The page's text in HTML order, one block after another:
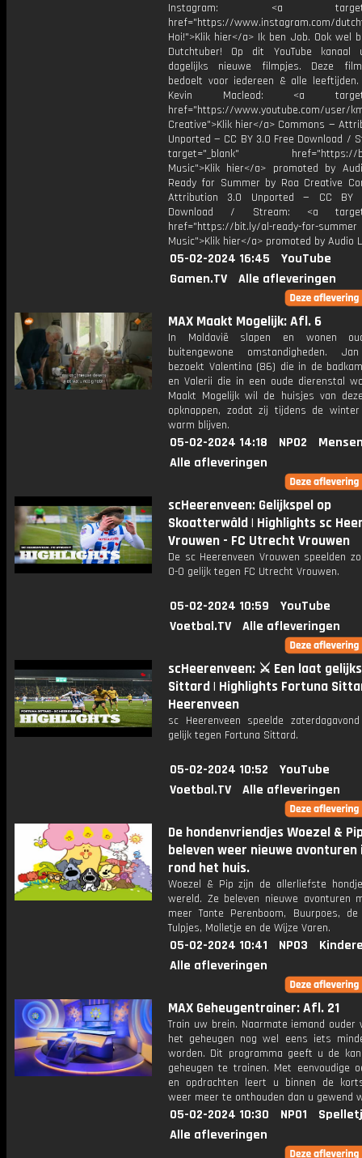
Instagram: <a
href="https://www.instagram.com/
Hoi!">Klik hier</a> Ik ben Job. Ook wel
Dutchtuber! Op dit YouTube kanaal
dagelijks nieuwe filmpjes. Deze
bedoelt voor iedereen & alle
Kevin Macleod: <a
href="https://www.youtube.com/user/
Creative">Klik hier</a> Commons —
Unported — CC BY 3.0 Free Download /
target="_blank" href="https://
Music">Klik hier</a> promoted by
Ready for Summer by Roa Creative
Attribution 3.0 Unported — CC BY
Download / Stream: <a
href="https://bit.ly/al-ready-for-summer
Music">Klik hier</a> promoted by Audio
05-02-2024 16:45
YouTube
Gamen.TV
Alle afleveringen
MAX Maakt Mogelijk: Afl. 6
In Moldavië slapen en wonen
buitengewone omstandigheden.
bezoekt Valentina (86) die in de
en Valerii die in een oude dierenstal
Maakt Mogelijk wil de huisjes van
opknappen, zodat zij tijdens de
warm blijven.
05-02-2024 14:18 NPO2
Alle afleveringen
scHeerenveen: Gelijkspel op
Skoatterwâld | Highlights sc
Vrouwen - FC Utrecht Vrouwen
De sc Heerenveen Vrouwen speelden
0-0 gelijk tegen FC Utrecht Vrouwen.
05-02-2024 10:59
YouTube
Voetbal.TV
Alle afleveringen
scHeerenveen: ⚔️ Een laat
Sittard | Highlights Fortuna
Heerenveen
sc Heerenveen speelde
gelijk tegen Fortuna Sittard.
05-02-2024 10:52
YouTube
Voetbal.TV
Alle afleveringen
De hondenvriendjes Woezel &
beleven weer nieuwe avonturen
rond het huis.
Woezel & Pip zijn de allerliefste
wereld. Ze beleven nieuwe avonturen
meer Tante Perenboom, Buurpoes, de
Tulpjes, Molletje en de Wijze Varen.
05-02-2024 10:41 NPO3
Alle afleveringen
MAX Geheugentrainer: Afl. 21
Train uw brein. Naarmate iemand ouder
het geheugen nog wel eens iets
worden. Dit programma geeft u de
geheugen te trainen. Met eenvoudige
en opdrachten leert u binnen de
weer meer te onthouden dan u gewend
05-02-2024 10:30 NPO1
Alle afleveringen